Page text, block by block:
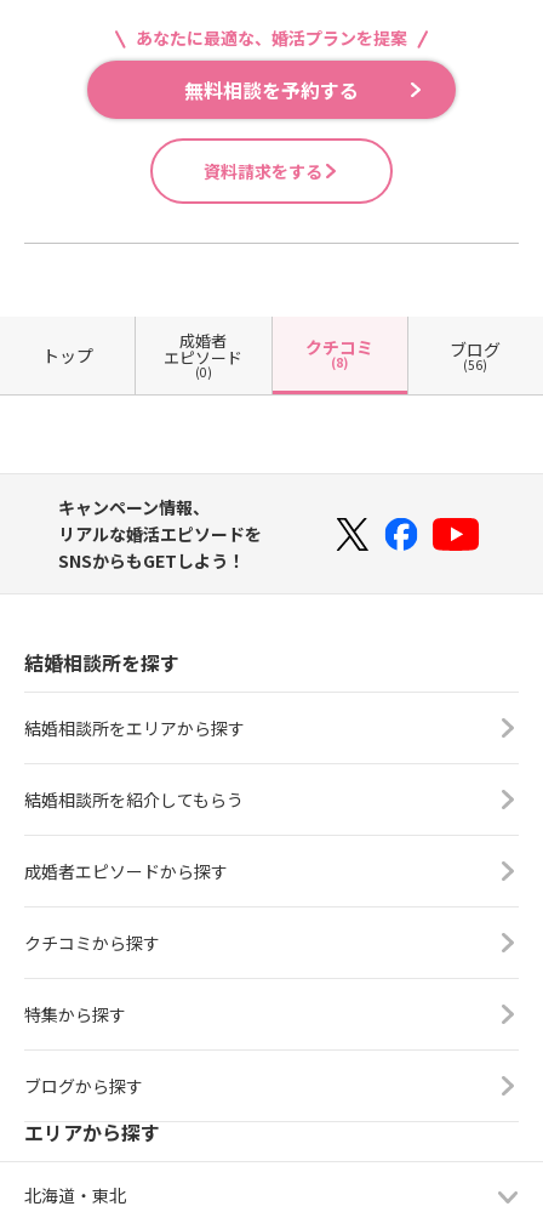
あなたに最適な、婚活プランを提案
無料相談を予約する
資料請求をする
トップ
成婚者
エピソード
(0)
クチコミ
(8)
ブログ
(56)
キャンペーン情報、
リアルな婚活エピソードを
SNSからもGETしよう！
結婚相談所を探す
結婚相談所をエリアから探す
結婚相談所を紹介してもらう
成婚者エピソードから探す
クチコミから探す
特集から探す
ブログから探す
エリアから探す
北海道・東北